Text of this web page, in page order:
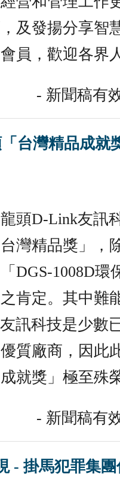
及發揚分享智
員，歡迎各界
- 新聞稿有
台灣精品成就
頭D-Link友訊
灣精品獎」，
DGS-1008D環
之肯定。其中難
訊科技是少數
質廠商，因此
就獎」極至殊
- 新聞稿有
- 掛馬犯罪集